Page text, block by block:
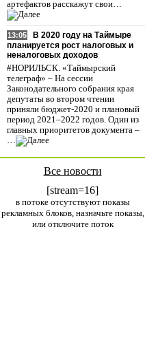
артефактов расскажут свои…
13:05
В 2020 году на Таймыре
планируется рост налоговых и
неналоговых доходов
#НОРИЛЬСК. «Таймырский
телеграф» – На сессии
Законодательного собрания края
депутаты во втором чтении
приняли бюджет-2020 и плановый
период 2021–2022 годов. Один из
главных приоритетов документа –
…
Все новости
[stream=16]
в потоке отсутствуют показы
рекламных блоков, назначьте показы,
или отключите поток